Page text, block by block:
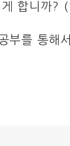
합니까?
부를 통해